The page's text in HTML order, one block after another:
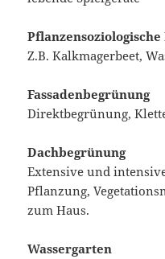
Z.B. Kalkmagerbeet,
Fassadenbegrünung
Direktbegrünung,
Dachbegrünung
Extensive und
Pflanzung,
zum Haus.
Wassergarten